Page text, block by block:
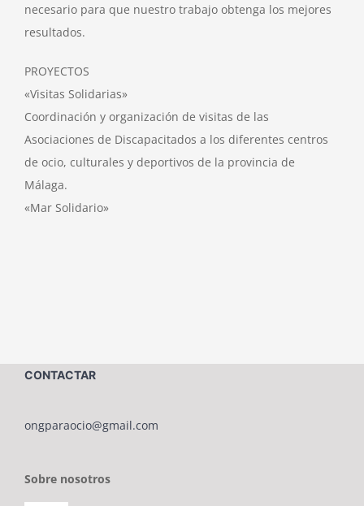
necesario para que nuestro trabajo obtenga los mejores
resultados.
PROYECTOS
«Visitas Solidarias»
Coordinación y organización de visitas de las
Asociaciones de Discapacitados a los diferentes centros
de ocio, culturales y deportivos de la provincia de
Málaga.
«Mar Solidario»
CONTACTAR
ongparaocio@gmail.com
Sobre nosotros